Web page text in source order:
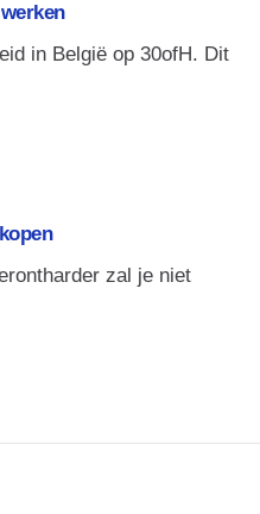
in België op 30ofH. Dit
zal je niet